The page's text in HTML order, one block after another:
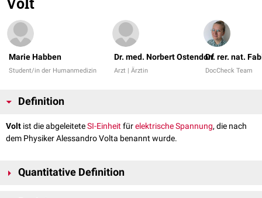
Marie Habben
Student/in der Humanmedizin
Dr. med. Norbert Ostendorf
Arzt | Ärztin
Dr. rer. nat.
DocCheck Team
Definition
Volt ist die abgeleiteteSI-Einheitfürelektrische Spannung, die nach
dem Physiker Alessandro Volta benannt wurde.
Quantitative Definition